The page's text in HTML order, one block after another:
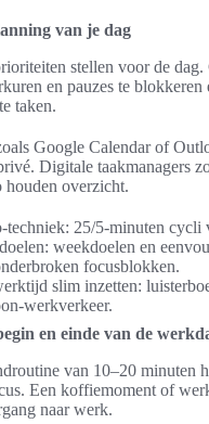
van je dag
stellen voor de
en pauzes te blokkeren
taken.
Google Calendar of
Digitale taakmanagers
overzicht.
techniek: 25/5-minuten cycli
weekdoelen en
focusblokken.
slim inzetten:
werkverkeer.
en einde van de
van 10–20 minuten
Een koffiemoment of
naar werk.